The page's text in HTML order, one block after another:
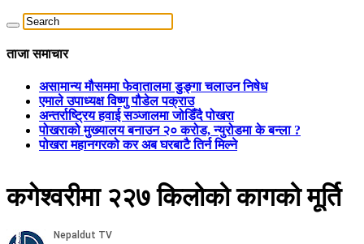
ताजा समाचार
असामान्य मौसममा फेवातालमा डुङ्गा चलाउन निषेध
एमाले उपाध्यक्ष विष्णु पौडेल पक्राउ
अन्तर्राष्ट्रिय हवाई सञ्जालमा जोडिँदै पोखरा
पोखराको मुख्यालय बनाउन २० करोड, न्युरोडमा के बन्ला ?
पोखरा महानगरको कर अब घरबाटै तिर्न मिल्ने
कगेश्वरीमा २२७ किलोको कागको मूर्ति